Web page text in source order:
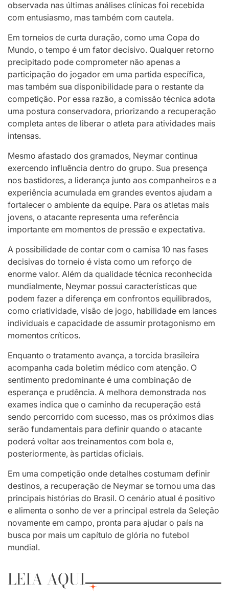
observada nas últimas análises clínicas foi recebida
com entusiasmo, mas também com cautela.
Em torneios de curta duração, como uma Copa do
Mundo, o tempo é um fator decisivo. Qualquer retorno
precipitado pode comprometer não apenas a
participação do jogador em uma partida específica,
mas também sua disponibilidade para o restante da
competição. Por essa razão, a comissão técnica adota
uma postura conservadora, priorizando a recuperação
completa antes de liberar o atleta para atividades mais
intensas.
Mesmo afastado dos gramados, Neymar continua
exercendo influência dentro do grupo. Sua presença
nos bastidores, a liderança junto aos companheiros e a
experiência acumulada em grandes eventos ajudam a
fortalecer o ambiente da equipe. Para os atletas mais
jovens, o atacante representa uma referência
importante em momentos de pressão e expectativa.
A possibilidade de contar com o camisa 10 nas fases
decisivas do torneio é vista como um reforço de
enorme valor. Além da qualidade técnica reconhecida
mundialmente, Neymar possui características que
podem fazer a diferença em confrontos equilibrados,
como criatividade, visão de jogo, habilidade em lances
individuais e capacidade de assumir protagonismo em
momentos críticos.
Enquanto o tratamento avança, a torcida brasileira
acompanha cada boletim médico com atenção. O
sentimento predominante é uma combinação de
esperança e prudência. A melhora demonstrada nos
exames indica que o caminho da recuperação está
sendo percorrido com sucesso, mas os próximos dias
serão fundamentais para definir quando o atacante
poderá voltar aos treinamentos com bola e,
posteriormente, às partidas oficiais.
Em uma competição onde detalhes costumam definir
destinos, a recuperação de Neymar se tornou uma das
principais histórias do Brasil. O cenário atual é positivo
e alimenta o sonho de ver a principal estrela da Seleção
novamente em campo, pronta para ajudar o país na
busca por mais um capítulo de glória no futebol
mundial.
LEIA AQUI